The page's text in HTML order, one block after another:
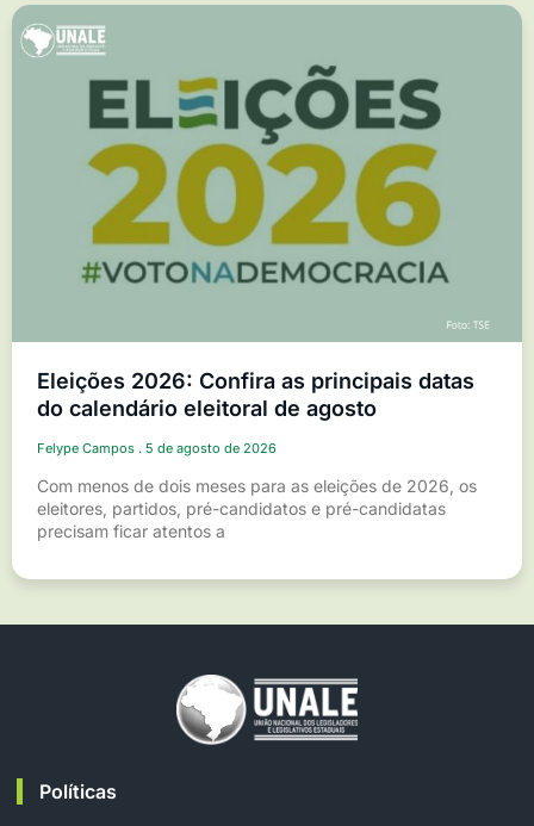
Eleições 2026: Confira as principais datas
do calendário eleitoral de agosto
Felype Campos 5 de agosto de 2026
Com menos de dois meses para as eleições de 2026, os
eleitores, partidos, pré-candidatos e pré-candidatas
precisam ficar atentos a
Políticas